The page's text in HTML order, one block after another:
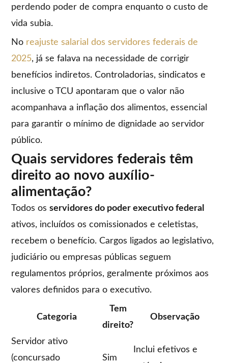
perdendo poder de compra enquanto o custo de
vida subia.
No reajuste salarial dos servidores federais de
2025, já se falava na necessidade de corrigir
benefícios indiretos. Controladorias, sindicatos e
inclusive o TCU apontaram que o valor não
acompanhava a inflação dos alimentos, essencial
para garantir o mínimo de dignidade ao servidor
público.
Quais servidores federais têm
direito ao novo auxílio-
alimentação?
Todos osservidores do poder executivo federal
ativos, incluídos os comissionados e celetistas,
recebem o benefício. Cargos ligados ao legislativo,
judiciário ou empresas públicas seguem
regulamentos próprios, geralmente próximos aos
valores definidos para o executivo.
Categoria
Tem
direito?
Observação
Servidor ativo
(concursado
Sim
Inclui efetivos e